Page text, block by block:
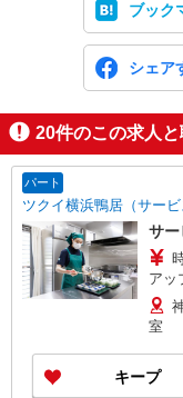
ブック
シェア
20件のこの求人
パート
ツクイ横浜鴨居（サービ
サ
時
アッ
室
キープ